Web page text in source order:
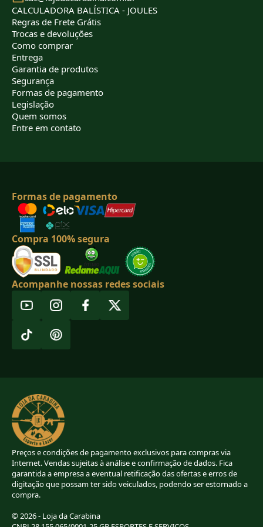
CALCULADORA BALÍSTICA - JOULES
Regras de Frete Grátis
Trocas e devoluções
Como comprar
Entrega
Garantia de produtos
Segurança
Formas de pagamento
Legislação
Quem somos
Entre em contato
Formas de pagamento
Compra 100% segura
Acompanhe nossas redes sociais
Preços e condições de pagamento exclusivos para compras via
Internet. Vendas sujeitas à análise e confirmação de dados. Fica
garantida a empresa a eventual retificação das ofertas e erros de
digitação que possam ter sido veiculados, podendo ser estornado a
compra.
© 2026 - Loja da Carabina